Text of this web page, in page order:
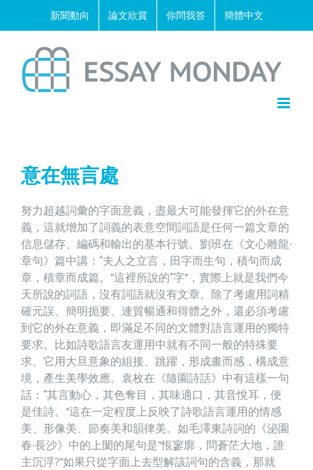
新聞動向 論文欣賞 你問我答 簡體中文
意在無言處
努力超越詞彙的字面意義，盡最大可能發揮它的外在意
義，這就增加了詞義的表意空間詞語是任何一篇文章的
信息儲存、編碼和輸出的基本行號。劉班在《文心雕龍·
章句》篇中講：“夫人之立言，田字而生句，積句而成
章，積章而成篇。”這裡所說的“字”，實際上就是我們今
天所說的詞語，沒有詞語就沒有文章。除了考慮用詞精
確元誤、簡明扼要、連貿暢通和得體之外，還必須考慮
到它的外在意義，即滿足不同的文體對語言運用的獨特
要求。比如詩歌語言友運用中就有不同一般的特殊要
求。它用大旦意象的組接、跳躍，形成畫而感，構成意
境，產生美學效應。袁枚在《隨園詩話》中有這樣一句
話：“其言動心，其色奪目，其味適口，其音悅耳，便
是佳詩。”這在一定程度上反映了詩歌語言運用的情感
美、形像美、節奏美和韻律美。如毛澤東詩詞的《泌園
春·長沙》中的上閡的尾句是”悵寥廓，問蒼茫大地，誰
主沉浮?”如果只從字面上去型解該詞句的含義，那就